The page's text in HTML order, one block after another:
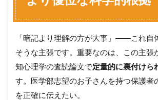
「暗記より理解の方が大事」――これ自
そうな主張です。重要なのは、この主張
知心理学の査読論文で定量的に裏付けら
す。医学部志望のお子さんを持つ保護者
を正確に伝えたい。